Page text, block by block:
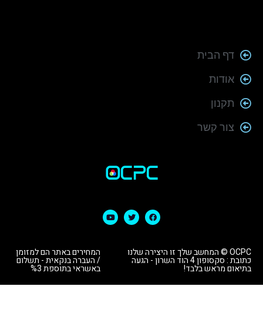
דף הבית
אודות
תקנון
צור קשר
OCPC © המחשב שלך זו היצירה שלנו
כתובת : סקסופון 4 הוד השרון - הגעה
בתיאום מראש בלבד!
המחירים באתר הם למזומן
/ העברה בנקאית - תשלום
באשראי בתוספת %3